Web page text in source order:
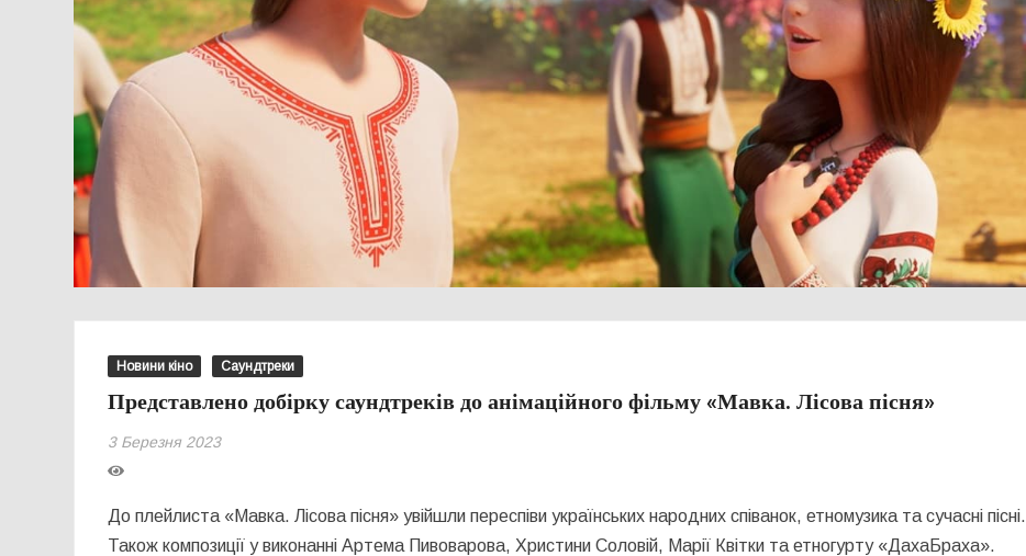
Новини кіно Саундтреки
Представлено добірку саундтреків до анімаційного фільму «Мавка. Лісова пісня»
3 Березня 2023
До плейлиста «Мавка. Лісова пісня» увійшли переспіви українських народних співанок, етномузика та сучасні пісні.
Також композиції у виконанні Артема Пивоварова, Христини Соловій, Марії Квітки та етногурту «ДахаБраха».